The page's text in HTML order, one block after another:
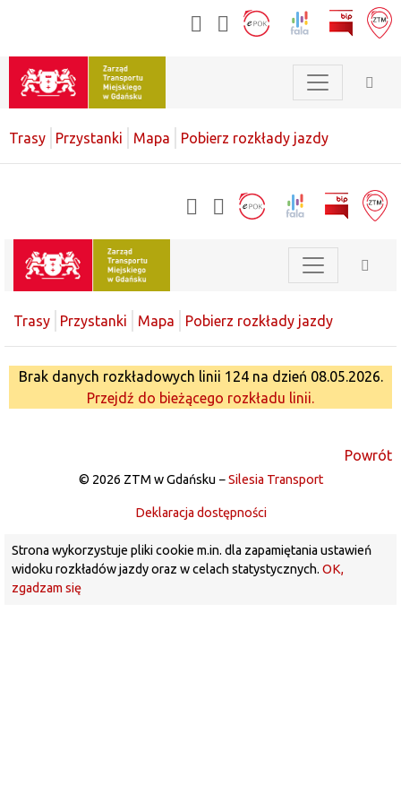
Trasy Przystanki Mapa Pobierz rozkłady jazdy
Trasy Przystanki Mapa Pobierz rozkłady jazdy
Brak danych rozkładowych linii 124 na dzień 08.05.2026.
Przejdź do bieżącego rozkładu linii.
Powrót
© 2026 ZTM w Gdańsku −Silesia Transport
Deklaracja dostępności
Strona wykorzystuje pliki cookie m.in. dla zapamiętania ustawień
widoku rozkładów jazdy oraz w celach statystycznych. OK,
zgadzam się